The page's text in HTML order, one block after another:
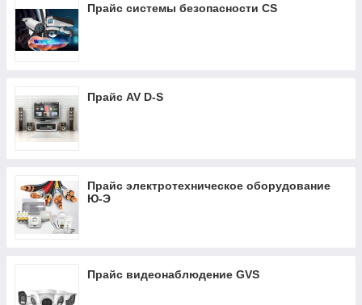
Прайс системы безопасности CS
Прайс AV D-S
Прайс электротехническое оборудование
Ю-Э
Прайс видеонаблюдение GVS